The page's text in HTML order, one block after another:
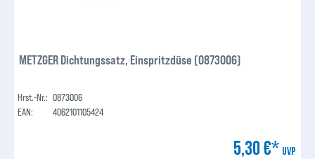
METZGER Dichtungssatz, Einspritzdüse (0873006)
Hrst.-Nr.: 0873006
EAN:
4062101105424
5,30 €* UVP